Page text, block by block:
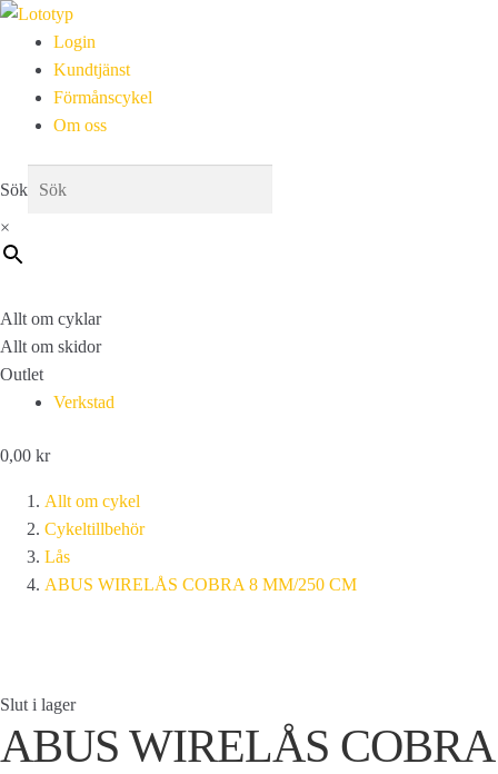
Login
Kundtjänst
Förmånscykel
Om oss
Sök
×
Allt om cyklar
Allt om skidor
Outlet
Verkstad
0,00 kr
Allt om cykel
Cykeltillbehör
Lås
ABUS WIRELÅS COBRA 8 MM/250 CM
Slut i lager
ABUS WIRELÅS COBRA